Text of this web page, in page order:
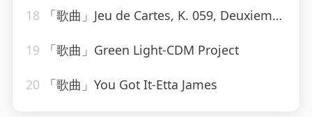
18 「歌曲」Jeu de Cartes, K. 059, Deuxieme Donne Introduction. Alla breve-Neeme Järvi
19 「歌曲」Green Light-CDM Project
20 「歌曲」You Got It-Etta James